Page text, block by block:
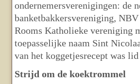
ondernemersverenigingen: de
banketbakkersvereniging, NBV
Rooms Katholieke vereniging
toepasselijke naam Sint
van het koggetjesrecept was
Strijd om de koektrommel